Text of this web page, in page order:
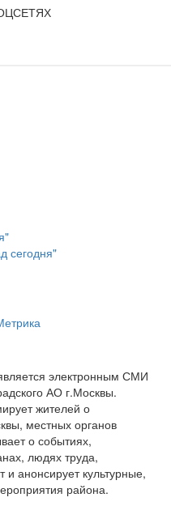
сегодня"
электронным СМИ
АО г.Москвы.
жителей о
местных органов
о событиях,
людях труда,
и анонсирует культурные,
района.